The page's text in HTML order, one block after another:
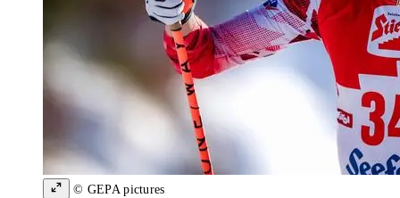
© GEPA pictures